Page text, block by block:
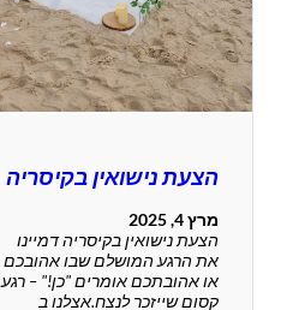
הצעת נישואין בקיסריה
מרץ 4, 2025
הצעת נישואין בקיסריה דמיינו
את הרגע המושלם שבו אהובכם
או אהובתכם אומרים "כן!" – רגע
קסום שייזכר לנצח.אצלנו ב